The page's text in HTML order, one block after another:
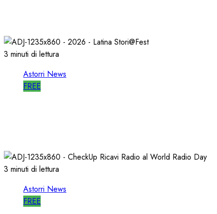
3 minuti di lettura
Astorri News
FREE
3 minuti di lettura
Astorri News
FREE